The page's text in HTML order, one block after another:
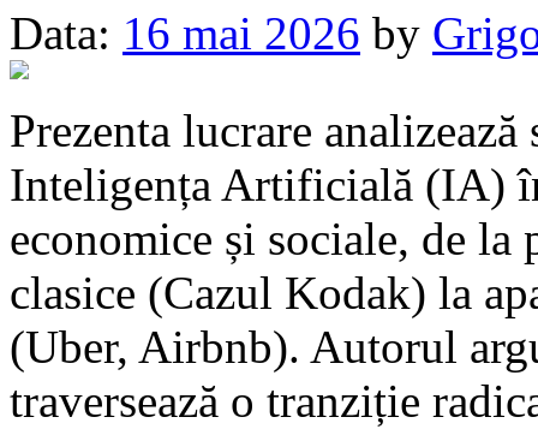
Data: 16 mai 2026 by
Prezenta lucrare
Inteligența Artificială (IA)
economice și sociale, de
clasice (Cazul Kodak) la
(Uber, Airbnb). Autorul
traversează o tranziție